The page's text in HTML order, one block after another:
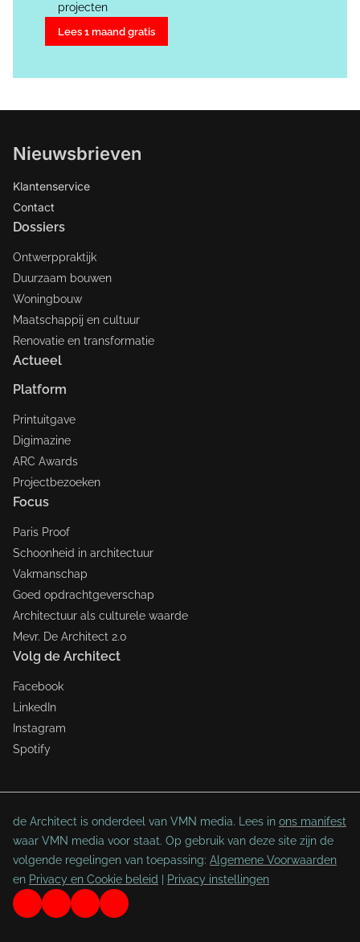
projecten
Lees 1 maand gratis
Nieuwsbrieven
Klantenservice
Contact
Dossiers
Ontwerppraktijk
Duurzaam bouwen
Woningbouw
Maatschappij en cultuur
Renovatie en transformatie
Actueel
Platform
Printuitgave
Digimazine
ARC Awards
Projectbezoeken
Focus
Paris Proof
Schoonheid in architectuur
Vakmanschap
Goed opdrachtgeverschap
Architectuur als culturele waarde
Mevr. De Architect 2.0
Volg de Architect
Facebook
LinkedIn
Instagram
Spotify
de Architect is onderdeel van VMN media. Lees in ons manifest
waar VMN media voor staat. Op gebruik van deze site zijn de
volgende regelingen van toepassing: Algemene Voorwaarden
en Privacy en Cookie beleid Privacy instellingen